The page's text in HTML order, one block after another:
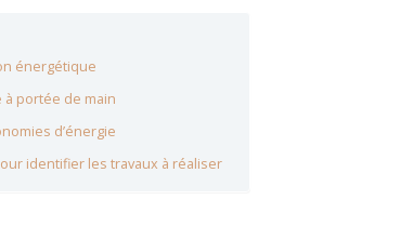
énergétique
à portée de main
d’énergie
identifier les travaux à réaliser